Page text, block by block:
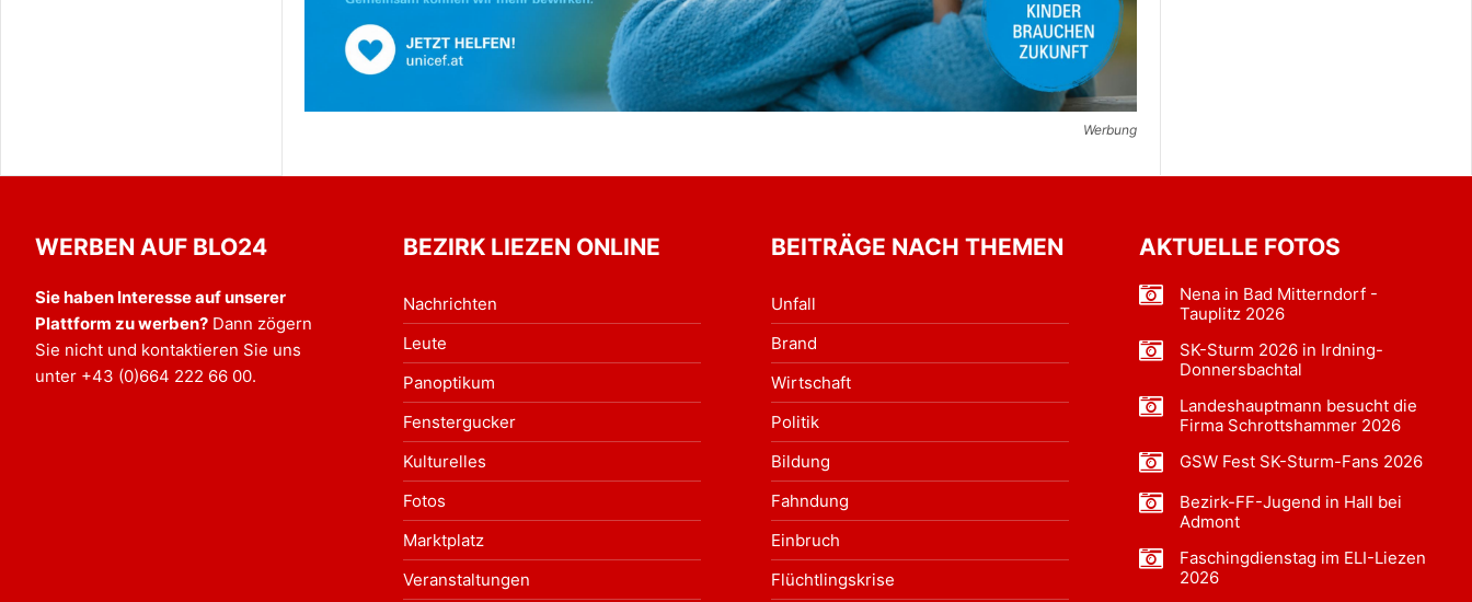
Werbung
WERBEN AUF BLO24
Sie haben Interesse auf unserer
Plattform zu werben? Dann zögern
Sie nicht und kontaktieren Sie uns
unter +43 (0)664 222 66 00.
BEZIRK LIEZEN ONLINE
Nachrichten
Leute
Panoptikum
Fenstergucker
Kulturelles
Fotos
Marktplatz
Veranstaltungen
BEITRÄGE NACH THEMEN
Unfall
Brand
Wirtschaft
Politik
Bildung
Fahndung
Einbruch
Flüchtlingskrise
AKTUELLE FOTOS
Nena in Bad Mitterndorf -
Tauplitz 2026
SK-Sturm 2026 in Irdning-
Donnersbachtal
Landeshauptmann besucht die
Firma Schrottshammer 2026
GSW Fest SK-Sturm-Fans 2026
Bezirk-FF-Jugend in Hall bei
Admont
Faschingdienstag im ELI-Liezen
2026